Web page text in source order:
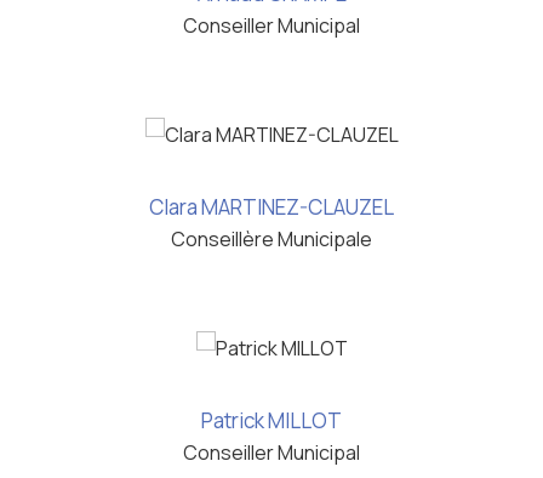
Conseiller Municipal
Clara MARTINEZ-CLAUZEL
Conseillère Municipale
Patrick MILLOT
Conseiller Municipal